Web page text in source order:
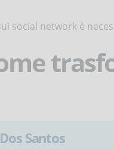
social network è
Santos